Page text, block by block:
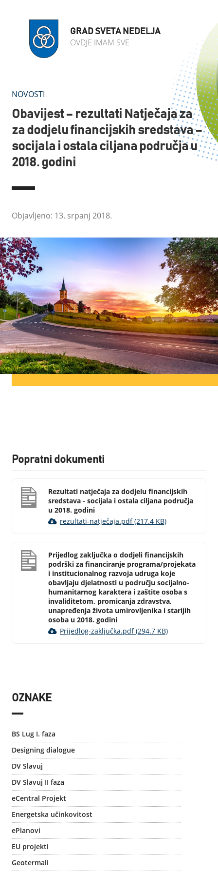
GRAD SVETA NEDELJA
OVDJE IMAM SVE
NOVOSTI
Obavijest – rezultati Natječaja za
za dodjelu financijskih sredstava –
socijala i ostala ciljana područja u
2018. godini
Objavljeno: 13. srpanj 2018.
Popratni dokumenti
Rezultati natječaja za dodjelu financijskih
sredstava - socijala i ostala ciljana područja
u 2018. godini
rezultati-natječaja.pdf (217.4 KB)
Prijedlog zaključka o dodjeli financijskih
podrški za financiranje programa/projekata
i institucionalnog razvoja udruga koje
obavljaju djelatnosti u području socijalno-
humanitarnog karaktera i zaštite osoba s
invaliditetom, promicanja zdravstva,
unapređenja života umirovljenika i starijih
osoba u 2018. godini
Prijedlog-zaključka.pdf (294.7 KB)
OZNAKE
BS Lug I. faza
Designing dialogue
DV Slavuj
DV Slavuj II faza
eCentral Projekt
Energetska učinkovitost
ePlanovi
EU projekti
Geotermali